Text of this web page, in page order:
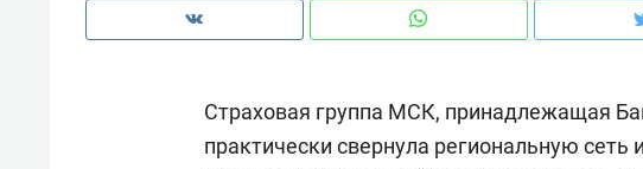
Страховая группа МСК, принадлежащая
практически свернула региональную сеть
Рекомендуем
Как ГК «МИР ГРУПП» и ВТБ
Рекомендуем
150 камер до